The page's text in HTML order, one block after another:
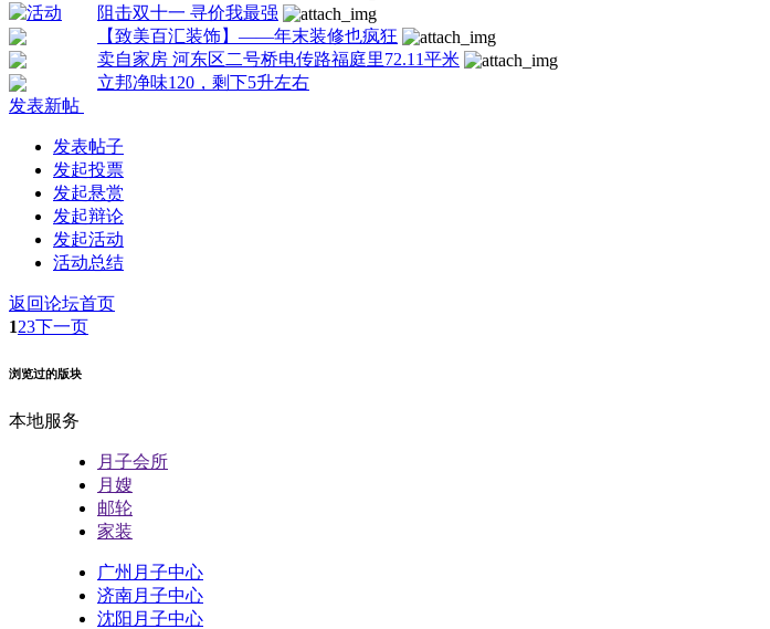
阻击双十一 寻价我最强
【致美百汇装饰】——年末装修也疯狂
卖自家房 河东区二号桥电传路福庭里72.11平米
立邦净味120，剩下5升左右
发表新帖
发表帖子
发起投票
发起悬赏
发起辩论
发起活动
活动总结
返回论坛首页
123下一页
浏览过的版块
本地服务
月子会所
月嫂
邮轮
家装
广州月子中心
济南月子中心
沈阳月子中心